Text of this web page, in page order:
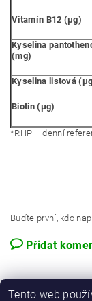
Vitamín B12 (µg)
Kyselina
(mg)
Kyselina listová
Biotin (µg)
*RHP – denní
Buďte první, kdo
Přidat
Tento web